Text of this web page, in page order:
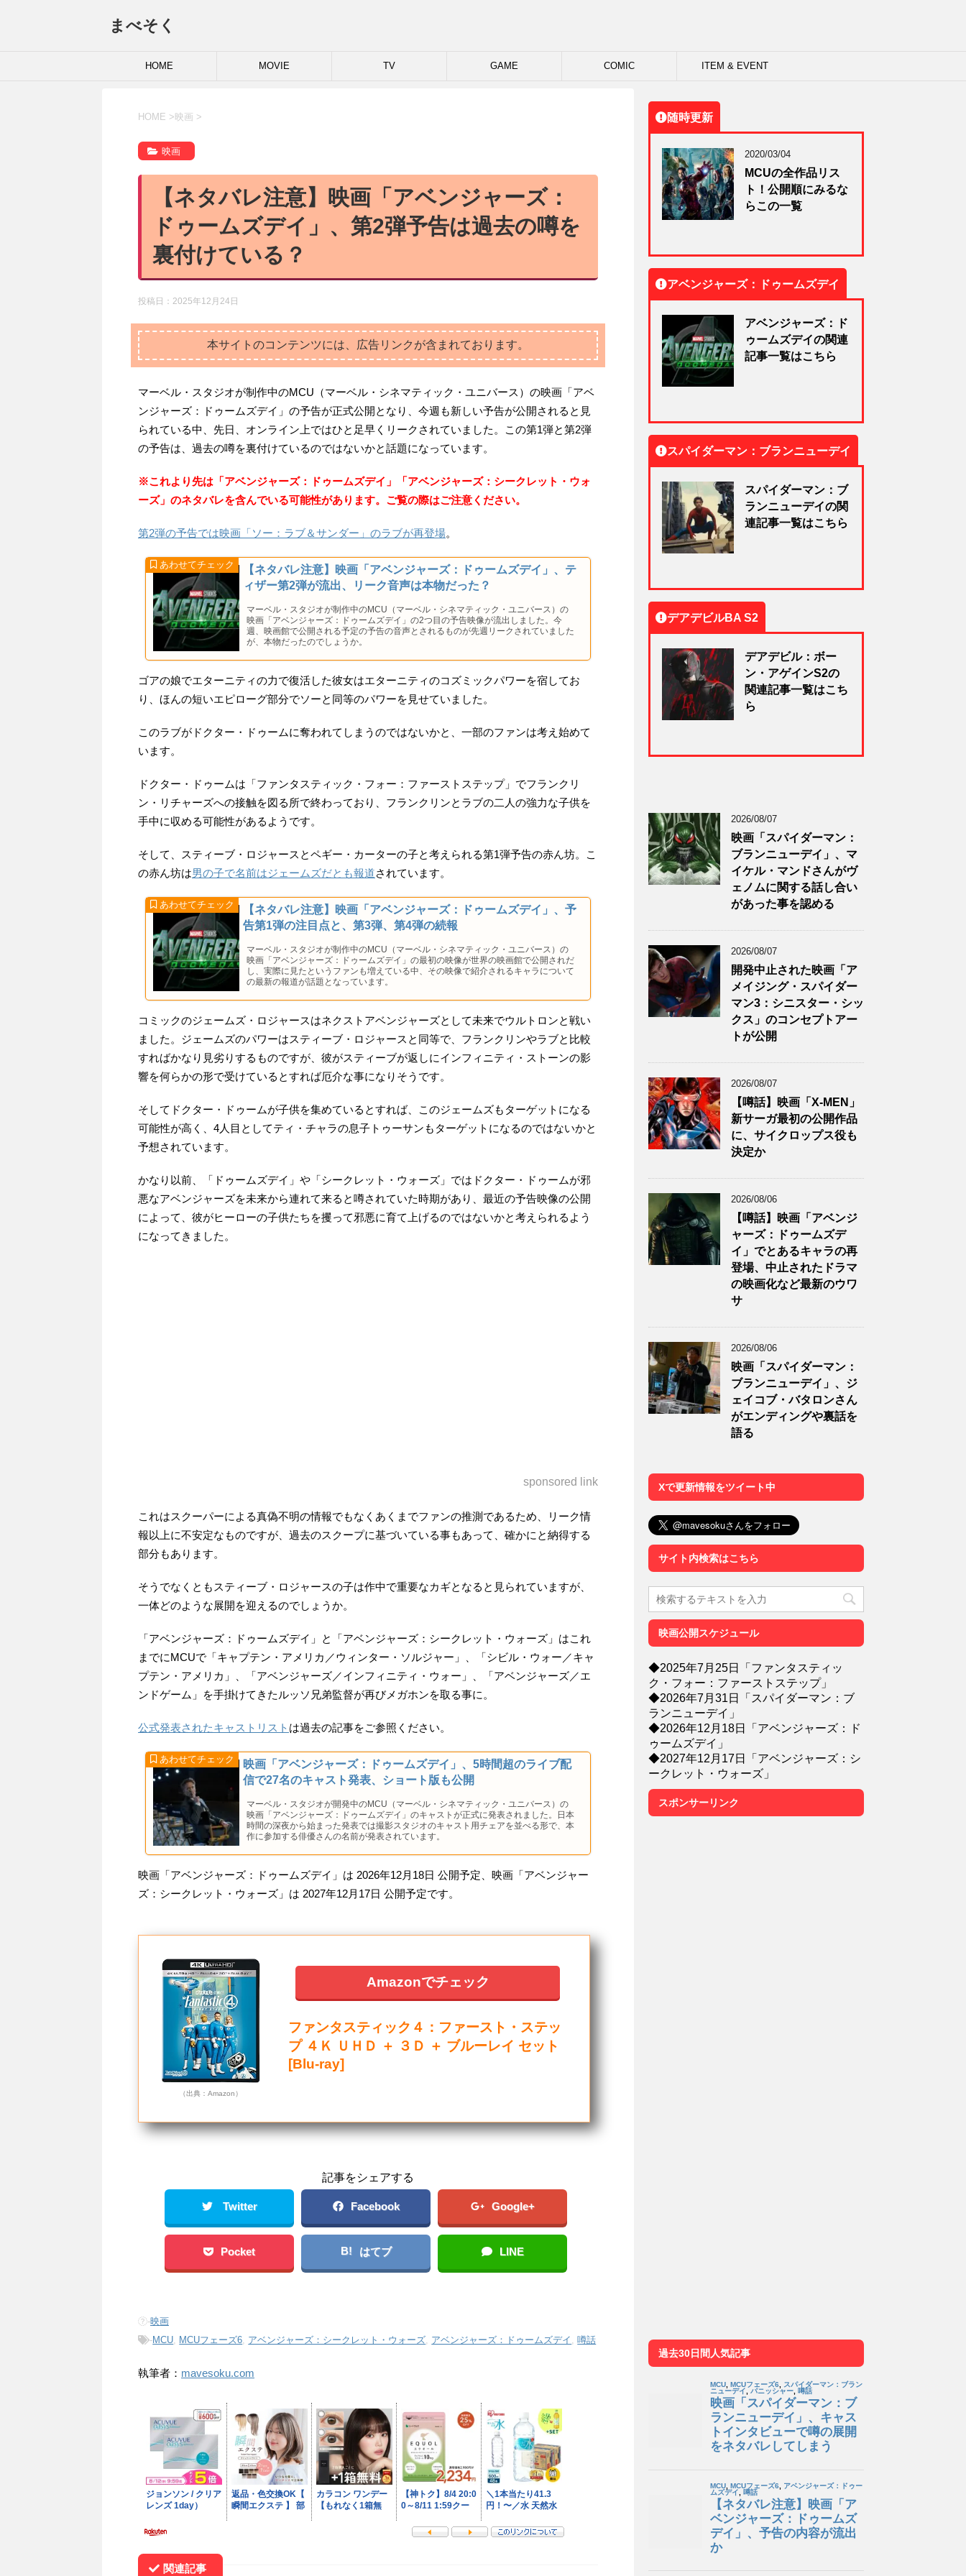
まべそく
HOME MOVIE TV GAME COMIC ITEM & EVENT
HOME > 映画 >
映画
【ネタバレ注意】映画「アベンジャーズ：
ドゥームズデイ」、第2弾予告は過去の噂を
裏付けている？
投稿日： 2025年12月24日
本サイトのコンテンツには、広告リンクが含まれております。
マーベル・スタジオが制作中のMCU（マーベル・シネマティック・ユニバース）の映画「アベ
ンジャーズ：ドゥームズデイ」の予告が正式公開となり、今週も新しい予告が公開されると見
られている中、先日、オンライン上ではひと足早くリークされていました。この第1弾と第2弾
の予告は、過去の噂を裏付けているのではないかと話題になっています。
※これより先は「アベンジャーズ：ドゥームズデイ」「アベンジャーズ：シークレット・ウォ
ーズ」のネタバレを含んでいる可能性があります。ご覧の際はご注意ください。
第2弾の予告では映画「ソー：ラブ＆サンダー」のラブが再登場。
【ネタバレ注意】映画「アベンジャーズ：ドゥームズデイ」、テ
ィザー第2弾が流出、リーク音声は本物だった？
マーベル・スタジオが制作中のMCU（マーベル・シネマティック・ユニバース）の
映画「アベンジャーズ：ドゥームズデイ」の2つ目の予告映像が流出しました。今
週、映画館で公開される予定の予告の音声とされるものが先週リークされていました
が、本物だったのでしょうか。
ゴアの娘でエターニティの力で復活した彼女はエターニティのコズミックパワーを宿してお
り、ほんの短いエピローグ部分でソーと同等のパワーを見せていました。
このラブがドクター・ドゥームに奪われてしまうのではないかと、一部のファンは考え始めて
います。
ドクター・ドゥームは「ファンタスティック・フォー：ファーストステップ」でフランクリ
ン・リチャーズへの接触を図る所で終わっており、フランクリンとラブの二人の強力な子供を
手中に収める可能性があるようです。
そして、スティーブ・ロジャースとペギー・カーターの子と考えられる第1弾予告の赤ん坊。こ
の赤ん坊は男の子で名前はジェームズだとも報道 されています。
【ネタバレ注意】映画「アベンジャーズ：ドゥームズデイ」、予
告第1弾の注目点と、第3弾、第4弾の続報
マーベル・スタジオが制作中のMCU（マーベル・シネマティック・ユニバース）の
映画「アベンジャーズ：ドゥームズデイ」の最初の映像が世界の映画館で公開されだ
し、実際に見たというファンも増えている中、その映像で紹介されるキャラについて
の最新の報道が話題となっています。
コミックのジェームズ・ロジャースはネクストアベンジャーズとして未来でウルトロンと戦い
ました。ジェームズのパワーはスティーブ・ロジャースと同等で、フランクリンやラブと比較
すればかなり見劣りするものですが、彼がスティーブが返しにインフィニティ・ストーンの影
響を何らかの形で受けているとすれば厄介な事になりそうです。
そしてドクター・ドゥームが子供を集めているとすれば、このジェームズもターゲットになる
可能性が高く、4人目としてティ・チャラの息子トゥーサンもターゲットになるのではないかと
予想されています。
かなり以前、「ドゥームズデイ」や「シークレット・ウォーズ」ではドクター・ドゥームが邪
悪なアベンジャーズを未来から連れて来ると噂されていた時期があり、最近の予告映像の公開
によって、彼がヒーローの子供たちを攫って邪悪に育て上げるのではないかと考えられるよう
になってきました。
sponsored link
これはスクーパーによる真偽不明の情報でもなくあくまでファンの推測であるため、リーク情
報以上に不安定なものですが、過去のスクープに基づいている事もあって、確かにと納得する
部分もあります。
そうでなくともスティーブ・ロジャースの子は作中で重要なカギとなると見られていますが、
一体どのような展開を迎えるのでしょうか。
「アベンジャーズ：ドゥームズデイ」と「アベンジャーズ：シークレット・ウォーズ」はこれ
までにMCUで「キャプテン・アメリカ／ウィンター・ソルジャー」、「シビル・ウォー／キャ
プテン・アメリカ」、「アベンジャーズ／インフィニティ・ウォー」、「アベンジャーズ／エ
ンドゲーム」を手掛けてきたルッソ兄弟監督が再びメガホンを取る事に。
公式発表されたキャストリスト は過去の記事をご参照ください。
映画「アベンジャーズ：ドゥームズデイ」、5時間超のライブ配
信で27名のキャスト発表、ショート版も公開
マーベル・スタジオが開発中のMCU（マーベル・シネマティック・ユニバース）の
映画「アベンジャーズ：ドゥームズデイ」のキャストが正式に発表されました。日本
時間の深夜から始まった発表では撮影スタジオのキャスト用チェアを並べる形で、本
作に参加する俳優さんの名前が発表されています。
映画「アベンジャーズ：ドゥームズデイ」は 2026年12月18日 公開予定、映画「アベンジャー
ズ：シークレット・ウォーズ」は 2027年12月17日 公開予定です。
（出典：Amazon）
Amazonでチェック
ファンタスティック４：ファースト・ステッ
プ ４Ｋ ＵＨＤ ＋ ３Ｄ ＋ ブルーレイ セット
[Blu-ray]
記事をシェアする
Twitter Facebook Google+
Pocket B! はてブ LINE
-映画
-MCU MCUフェーズ6 アベンジャーズ：シークレット・ウォーズ アベンジャーズ：ドゥームズデイ 噂話
執筆者： mavesoku.com
関連記事
随時更新
2020/03/04
MCUの全作品リス
ト！公開順にみるな
らこの一覧
アベンジャーズ：ドゥームズデイ
アベンジャーズ：ド
ゥームズデイの関連
記事一覧はこちら
スパイダーマン：ブランニューデイ
スパイダーマン：ブ
ランニューデイの関
連記事一覧はこちら
デアデビルBA S2
デアデビル：ボー
ン・アゲインS2の
関連記事一覧はこち
ら
2026/08/07
映画「スパイダーマン：
ブランニューデイ」、マ
イケル・マンドさんがヴ
ェノムに関する話し合い
があった事を認める
2026/08/07
開発中止された映画「ア
メイジング・スパイダー
マン3：シニスター・シッ
クス」のコンセプトアー
トが公開
2026/08/07
【噂話】映画「X-MEN」
新サーガ最初の公開作品
に、サイクロップス役も
決定か
2026/08/06
【噂話】映画「アベンジ
ャーズ：ドゥームズデ
イ」でとあるキャラの再
登場、中止されたドラマ
の映画化など最新のウワ
サ
2026/08/06
映画「スパイダーマン：
ブランニューデイ」、ジ
ェイコブ・バタロンさん
がエンディングや裏話を
語る
Xで更新情報をツイート中
サイト内検索はこちら
映画公開スケジュール
◆2025年7月25日「ファンタスティッ
ク・フォー：ファーストステップ」
◆2026年7月31日「スパイダーマン：ブ
ランニューデイ」
◆2026年12月18日「アベンジャーズ：ド
ゥームズデイ」
◆2027年12月17日「アベンジャーズ：シ
ークレット・ウォーズ」
スポンサーリンク
過去30日間人気記事